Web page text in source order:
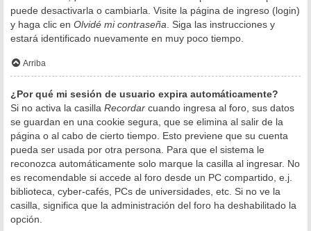
puede desactivarla o cambiarla. Visite la página de ingreso (login)
y haga clic en Olvidé mi contraseña. Siga las instrucciones y
estará identificado nuevamente en muy poco tiempo.
Arriba
¿Por qué mi sesión de usuario expira automáticamente?
Si no activa la casilla Recordar cuando ingresa al foro, sus datos
se guardan en una cookie segura, que se elimina al salir de la
página o al cabo de cierto tiempo. Esto previene que su cuenta
pueda ser usada por otra persona. Para que el sistema le
reconozca automáticamente solo marque la casilla al ingresar. No
es recomendable si accede al foro desde un PC compartido, e.j.
biblioteca, cyber-cafés, PCs de universidades, etc. Si no ve la
casilla, significa que la administración del foro ha deshabilitado la
opción.